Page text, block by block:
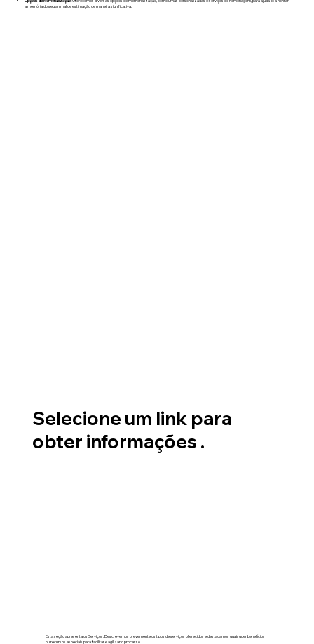
Selecione um link para
obter informações .
Esta seção apresenta os Serviços. Descrevemos brevemente os tipos de serviços oferecidos e destacamos quaisquer benefícios
ou recursos especiais para facilitar e agilizar o processo.
a memória do seu animal de estimação de maneira significativa.